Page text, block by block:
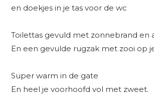
en doekjes in je tas voor de wc
Toilettas gevuld met zonnebrand en
En een gevulde rugzak met zooi op
Super warm in de gate
En heel je voorhoofd vol met zweet.